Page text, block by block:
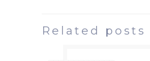
Related posts